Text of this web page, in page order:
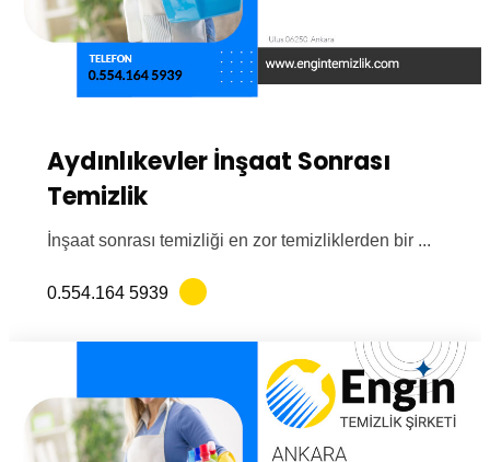
Aydınlıkevler İnşaat Sonrası
Temizlik
İnşaat sonrası temizliği en zor temizliklerden bir ...
0.554.164 5939